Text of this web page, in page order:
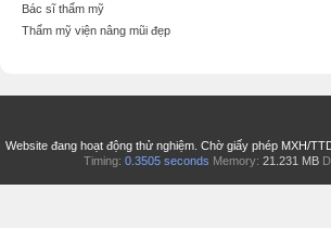
Bác sĩ thẩm mỹ
Thẩm mỹ viện nâng mũi đẹp
Website đang hoạt động thử nghiệm. Chờ giấy phép MXH/
Timing: 0.3505 seconds Memory: 21.231 MB